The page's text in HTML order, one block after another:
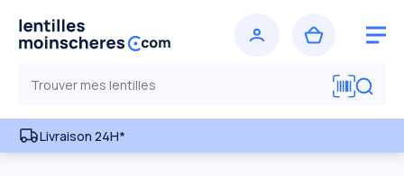
Livraison 24H*